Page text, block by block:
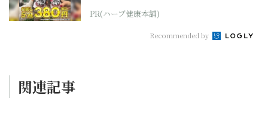
PR(ハーブ健康本舗)
Recommended by
関連記事